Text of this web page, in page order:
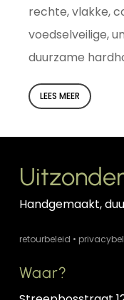
rechte, vlakke,
voedselveilige,
duurzame
LEES MEER
Handgemaakt,
retourbeleid •
Waar?